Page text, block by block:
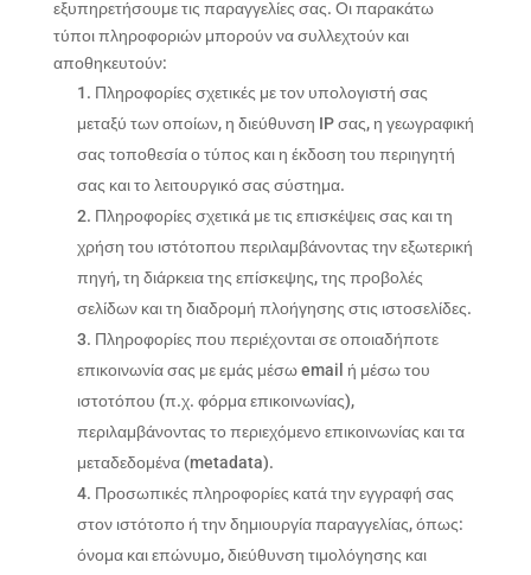
εξυπηρετήσουμε τις παραγγελίες σας. Οι παρακάτω
τύποι πληροφοριών μπορούν να συλλεχτούν και
αποθηκευτούν:
Πληροφορίες σχετικές με τον υπολογιστή σας
μεταξύ των οποίων, η διεύθυνση IP σας, η γεωγραφική
σας τοποθεσία ο τύπος και η έκδοση του περιηγητή
σας και το λειτουργικό σας σύστημα.
Πληροφορίες σχετικά με τις επισκέψεις σας και τη
χρήση του ιστότοπου περιλαμβάνοντας την εξωτερική
πηγή, τη διάρκεια της επίσκεψης, της προβολές
σελίδων και τη διαδρομή πλοήγησης στις ιστοσελίδες.
Πληροφορίες που περιέχονται σε οποιαδήποτε
επικοινωνία σας με εμάς μέσω email ή μέσω του
ιστοτόπου (π.χ. φόρμα επικοινωνίας),
περιλαμβάνοντας το περιεχόμενο επικοινωνίας και τα
μεταδεδομένα (metadata).
Προσωπικές πληροφορίες κατά την εγγραφή σας
στον ιστότοπο ή την δημιουργία παραγγελίας, όπως:
όνομα και επώνυμο, διεύθυνση τιμολόγησης και